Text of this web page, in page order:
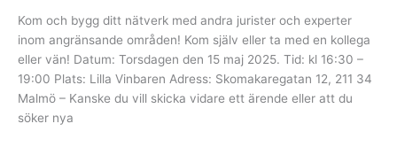
Kom och bygg ditt nätverk med andra jurister och experter
inom angränsande områden! Kom själv eller ta med en kollega
eller vän! Datum: Torsdagen den 15 maj 2025. Tid: kl 16:30 –
19:00 Plats: Lilla Vinbaren Adress: Skomakaregatan 12, 211 34
Malmö – Kanske du vill skicka vidare ett ärende eller att du
söker nya
15
maj!